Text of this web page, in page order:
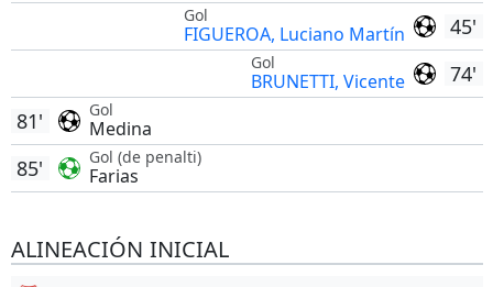
45'
Gol
FIGUEROA, Luciano Martín
74'
Gol
BRUNETTI, Vicente
Gol
Medina
81'
Gol (de penalti)
Farias
85'
ALINEACIÓN INICIAL